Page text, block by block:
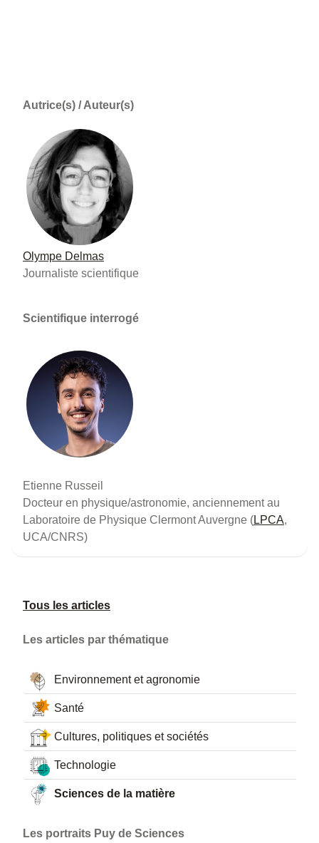
Autrice(s) / Auteur(s)
Olympe Delmas
Journaliste scientifique
Scientifique interrogé
Etienne Russeil
Docteur en physique/astronomie, anciennement au
Laboratoire de Physique Clermont Auvergne (LPCA,
UCA/CNRS)
Tous les articles
Les articles par thématique
Environnement et agronomie
Santé
Cultures, politiques et sociétés
Technologie
Sciences de la matière
Les portraits Puy de Sciences